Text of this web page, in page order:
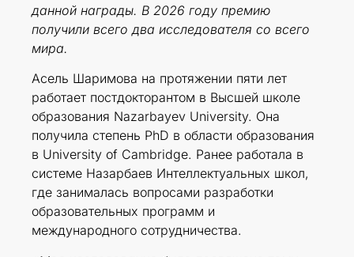
данной награды. В 2026 году премию
получили всего два исследователя со всего
мира.
Асель Шаримова на протяжении пяти лет
работает постдокторантом в Высшей школе
образования Nazarbayev University. Она
получила степень PhD в области образования
в University of Cambridge. Ранее работала в
системе Назарбаев Интеллектуальных школ,
где занималась вопросами разработки
образовательных программ и
международного сотрудничества.